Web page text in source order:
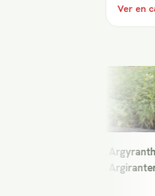
Ver en
Argirantemo